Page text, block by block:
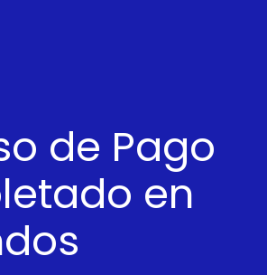
de Pago
en